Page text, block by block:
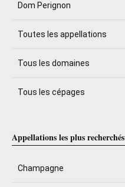
Dom Perignon
Toutes les appellations
Tous les domaines
Tous les cépages
Appellations les plus recherchés
Champagne